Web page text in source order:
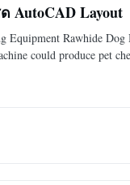
AutoCAD Layout
Equipment Rawhide
could produce pet